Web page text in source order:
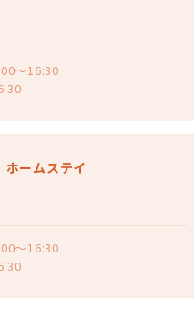
～16:30
ホームステイ
～16:30